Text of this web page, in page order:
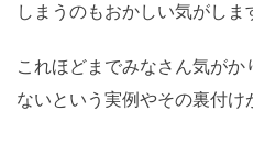
しまうのもおかしい気がしま
これほどまでみなさん気が
ないという実例やその裏付け